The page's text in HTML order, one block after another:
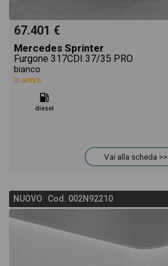
67.401 €
Mercedes Sprinter
Furgone 317CDI 37/35 PRO
bianco
In arrivo
diesel
Vai alla scheda >>
NUOVO Cod. 002N92210